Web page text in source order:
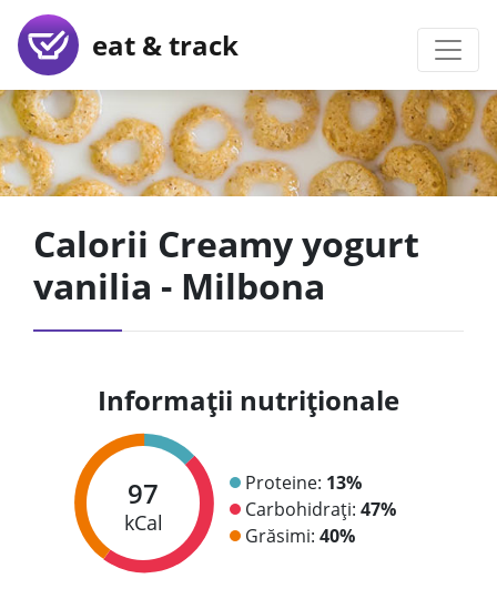
eat & track
Calorii Creamy yogurt
vanilia - Milbona
Informații nutriționale
97
kCal
Proteine: 13%
Carbohidrați: 47%
Grăsimi: 40%